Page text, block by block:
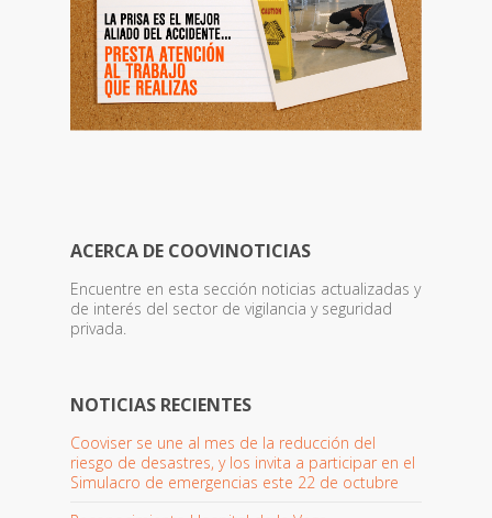
ACERCA DE COOVINOTICIAS
Encuentre en esta sección noticias actualizadas y
de interés del sector de vigilancia y seguridad
privada.
NOTICIAS RECIENTES
Cooviser se une al mes de la reducción del
riesgo de desastres, y los invita a participar en el
Simulacro de emergencias este 22 de octubre